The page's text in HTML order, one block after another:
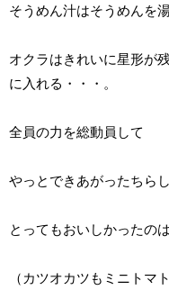
そうめん汁はそうめんを
オクラはきれいに星形が
に入れる・・・。
全員の力を総動員して
やっとできあがったちら
とってもおいしかったの
（カツオカツもミニトマ